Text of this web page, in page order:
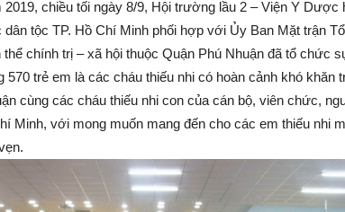
2019, chiều tối ngày 8/9, Hội trường lầu 2 – Viện Y Dược
tộc TP. Hồ Chí Minh phối hợp với Ủy Ban Mặt trận
chính trị – xã hội thuộc Quận Phú Nhuận đã tổ chức
570 trẻ em là các cháu thiếu nhi có hoàn cảnh khó khăn
cùng các cháu thiếu nhi con của cán bộ, viên chức,
Minh, với mong muốn mang đến cho các em thiếu nhi